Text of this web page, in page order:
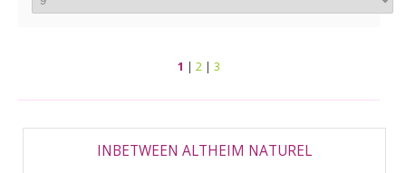
1 | 2 | 3
INBETWEEN ALTHEIM NATUREL